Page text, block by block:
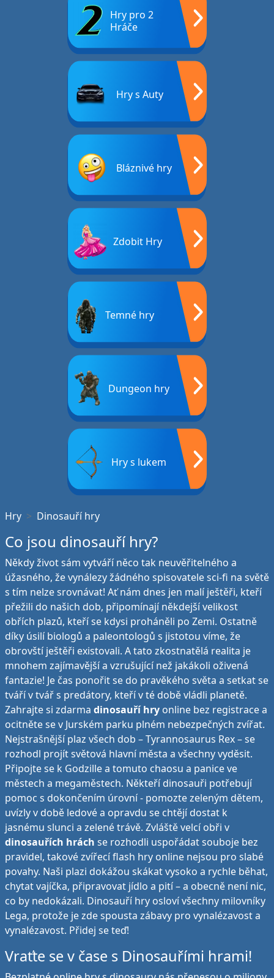
Hry pro 2
Hráče
Hry s Auty
Bláznivé hry
Zdobit Hry
Temné hry
Dungeon hry
Hry s lukem
Hry Dinosauří hry
Co jsou dinosauří hry?
Někdy život sám vytváří něco tak neuvěřitelného a
úžasného, že vynálezy žádného spisovatele sci-fi na světě
s tím nelze srovnávat! Ať nám dnes jen malí ještěři, kteří
přežili do našich dob, připomínají někdejší velikost
obřích plazů, kteří se kdysi proháněli po Zemi. Ostatně
díky úsilí biologů a paleontologů s jistotou víme, že
obrovští ještěři existovali. A tato zkostnatělá realita je
mnohem zajímavější a vzrušující než jakákoli oživená
fantazie! Je čas ponořit se do pravěkého světa a setkat se
tváří v tvář s predátory, kteří v té době vládli planetě.
Zahrajte si zdarma dinosauří hry online bez registrace a
ocitněte se v Jurském parku plném nebezpečných zvířat.
Nejstrašnější plaz všech dob – Tyrannosaurus Rex – se
rozhodl projít světová hlavní města a všechny vyděsit.
Připojte se k Godzille a tomuto chaosu a panice ve
městech a megaměstech. Někteří dinosauři potřebují
pomoc s dokončením úrovní - pomozte zeleným dětem,
uvízly v době ledové a opravdu se chtějí dostat k
jasnému slunci a zelené trávě. Zvláště velcí obři v
dinosauřích hrách se rozhodli uspořádat souboje bez
pravidel, takové zvířecí flash hry online nejsou pro slabé
povahy. Naši plazi dokážou skákat vysoko a rychle běhat,
chytat vajíčka, připravovat jídlo a pití – a obecně není nic,
co by nedokázali. Dinosauří hry osloví všechny milovníky
Lega, protože je zde spousta zábavy pro vynalézavost a
vynalézavost. Přidej se teď!
Vraťte se v čase s Dinosauřími hrami!